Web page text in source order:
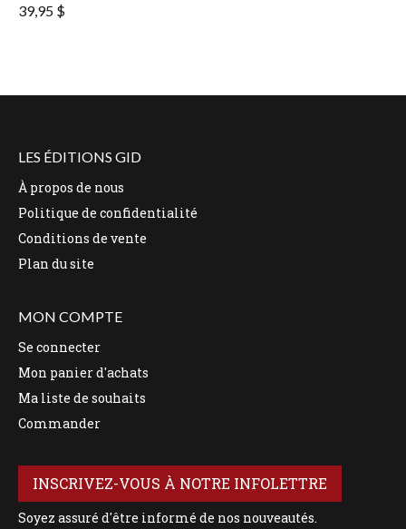
39,95 $
LES ÉDITIONS GID
À propos de nous
Politique de confidentialité
Conditions de vente
Plan du site
MON COMPTE
Se connecter
Mon panier d'achats
Ma liste de souhaits
Commander
INSCRIVEZ-VOUS À NOTRE INFOLETTRE
Soyez assuré d'être informé de nos nouveautés.